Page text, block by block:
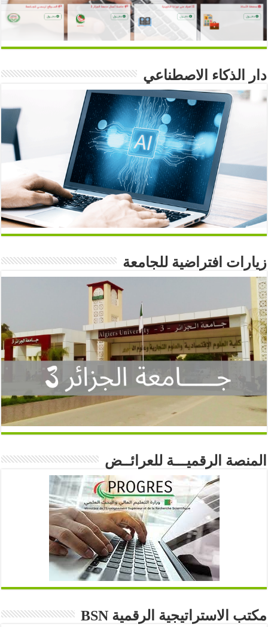
دار الذكاء الاصطناعي
زيارات افتراضية للجامعة
المنصة الرقميـــة للعرائــض
مكتب الاستراتيجية الرقمية BSN